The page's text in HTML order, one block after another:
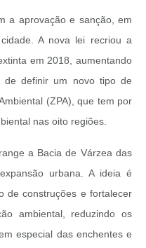
a aprovação e sanção, em
A nova lei recriou a
em 2018, aumentando
de definir um novo tipo de
(ZPA), que tem por
nas oito regiões.
a Bacia de Várzea das
urbana. A ideia é
de construções e fortalecer
ambiental, reduzindo os
especial das enchentes e